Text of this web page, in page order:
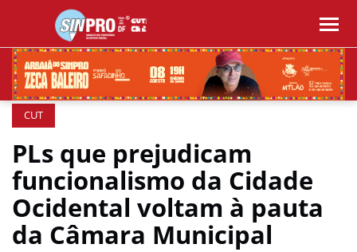
CUT
PLs que prejudicam
funcionalismo da Cidade
Ocidental voltam à pauta
da Câmara Municipal